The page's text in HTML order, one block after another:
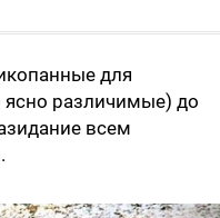
для
различимые) до
всем